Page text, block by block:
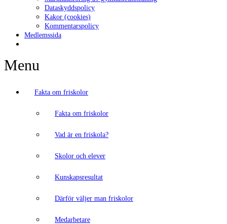
Dataskyddspolicy
Kakor (cookies)
Kommentarspolicy
Medlemssida
Menu
Fakta om friskolor
Fakta om friskolor
Vad är en friskola?
Skolor och elever
Kunskapsresultat
Därför väljer man friskolor
Medarbetare